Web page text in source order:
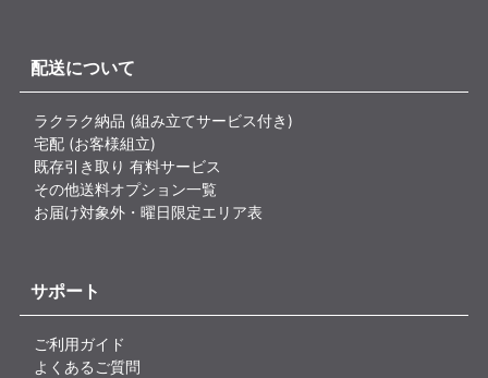
配送について
ラクラク納品 (組み立てサービス付き)
宅配 (お客様組立)
既存引き取り 有料サービス
その他送料オプション一覧
お届け対象外・曜日限定エリア表
サポート
ご利用ガイド
よくあるご質問